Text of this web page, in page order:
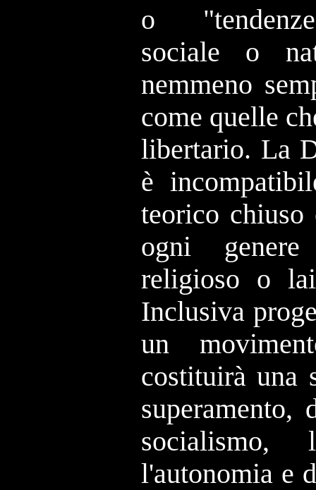
o
sociale o
nemmeno
come quelle
libertario. La
è
teorico chiuso
ogni
religioso o
Inclusiva
un
costituirà una
socialismo,
l'autonomia e